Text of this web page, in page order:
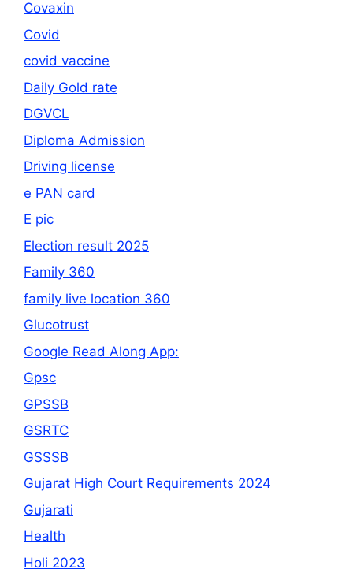
Covaxin
Covid
covid vaccine
Daily Gold rate
DGVCL
Diploma Admission
Driving license
e PAN card
E pic
Election result 2025
Family 360
family live location 360
Glucotrust
Google Read Along App:
Gpsc
GPSSB
GSRTC
GSSSB
Gujarat High Court Requirements 2024
Gujarati
Health
Holi 2023